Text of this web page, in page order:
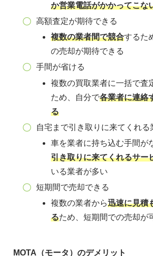
か営業電話がかかってこな
高額査定が期待できる
複数の業者間で競合するた
の売却が期待できる
手間が省ける
複数の買取業者に一括で査
ため、自分で各業者に連絡
る
自宅まで引き取りに来てくれる
車を業者に持ち込む手間が
引き取りに来てくれるサー
いる業者が多い
短期間で売却できる
複数の業者から迅速に見積
るため、短期間での売却が
MOTA（モータ）のデメリット